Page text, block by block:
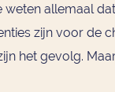
weten allemaal
zijn voor de
het gevolg.